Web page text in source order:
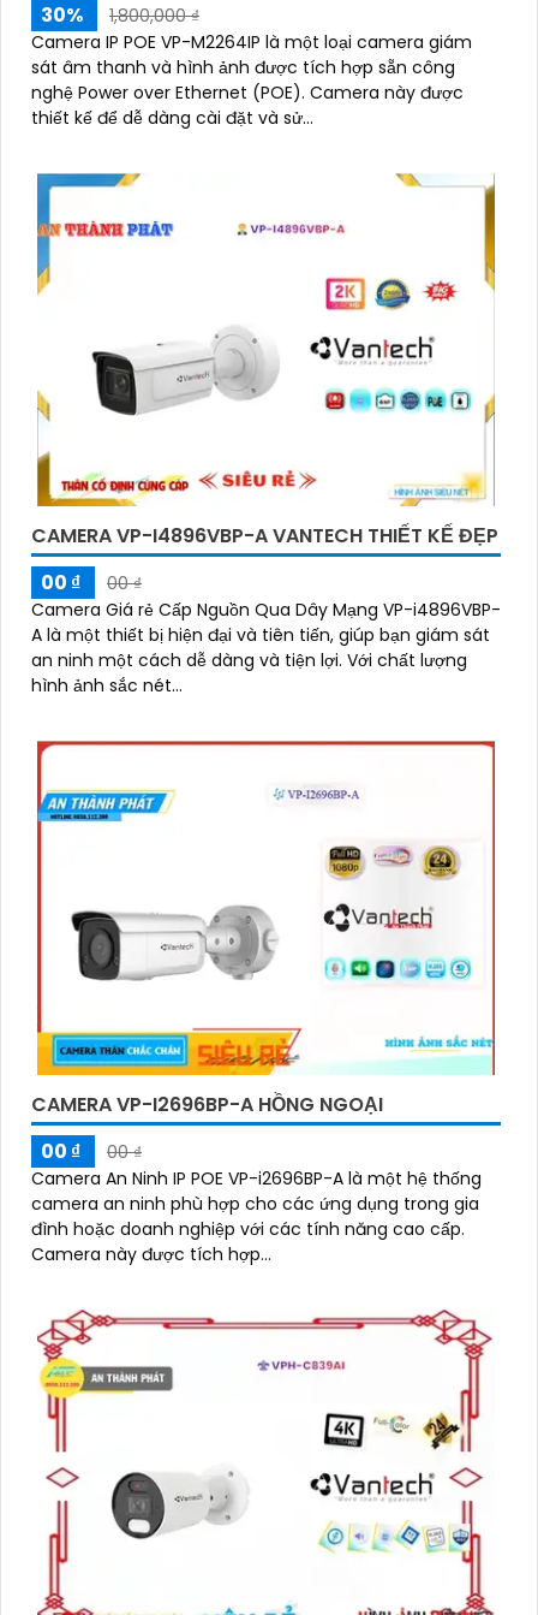
30%
1,800,000 ₫
Camera IP POE VP-M2264IP là một loại camera giám
sát âm thanh và hình ảnh được tích hợp sẵn công
nghệ Power over Ethernet (POE). Camera này được
thiết kế để dễ dàng cài đặt và sử...
CAMERA VP-I4896VBP-A VANTECH THIẾT KẾ ĐẸP
00 ₫
00 ₫
Camera Giá rẻ Cấp Nguồn Qua Dây Mạng VP-i4896VBP-
A là một thiết bị hiện đại và tiên tiến, giúp bạn giám sát
an ninh một cách dễ dàng và tiện lợi. Với chất lượng
hình ảnh sắc nét...
CAMERA VP-I2696BP-A HỒNG NGOẠI
00 ₫
00 ₫
Camera An Ninh IP POE VP-i2696BP-A là một hệ thống
camera an ninh phù hợp cho các ứng dụng trong gia
đình hoặc doanh nghiệp với các tính năng cao cấp.
Camera này được tích hợp...